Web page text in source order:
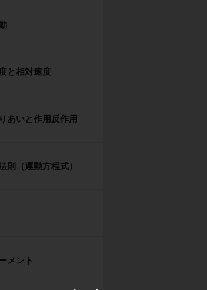
と相対速度
あいと作用反作用
則（運動方程式）
メント